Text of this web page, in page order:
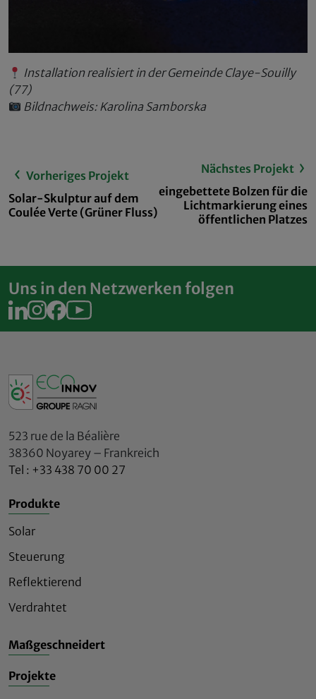
Installation realisiert in der Gemeinde Claye-Souilly
(77)
Bildnachweis: Karolina Samborska
Vorheriges Projekt
Solar-Skulptur auf dem
Coulée Verte (Grüner Fluss)
Nächstes Projekt
eingebettete Bolzen für die
Lichtmarkierung eines
öffentlichen Platzes
Uns in den Netzwerken folgen
523 rue de la Béalière
38360 Noyarey – Frankreich
Tel : +33 438 70 00 27
Produkte
Solar
Steuerung
Reflektierend
Verdrahtet
Maßgeschneidert
Projekte